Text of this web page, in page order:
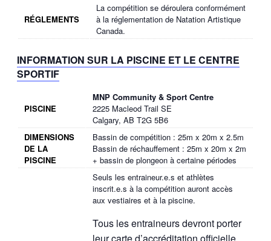
RÉGLEMENTS
La compétition se déroulera conformément
à la réglementation de Natation Artistique
Canada.
INFORMATION SUR LA PISCINE ET LE CENTRE
SPORTIF
PISCINE
MNP Community & Sport Centre
2225 Macleod Trail SE
Calgary, AB T2G 5B6
DIMENSIONS
DE LA
PISCINE
Bassin de compétition : 25m x 20m x 2.5m
Bassin de réchauffement : 25m x 20m x 2m
+ bassin de plongeon à certaine périodes
Seuls les entraineur.e.s et athlètes
inscrit.e.s à la compétition auront accès
aux vestiaires et à la piscine.
Tous les entraineurs devront porter